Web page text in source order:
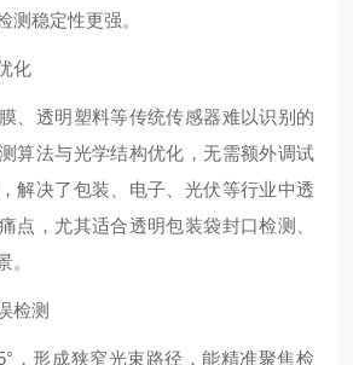
测稳定性更强。
化
、透明塑料等传统传感器难以识别的
算法与光学结构优化，无需额外调试
解决了包装、电子、光伏等行业中透
点，尤其适合透明包装袋封口检测、
。
检测
，形成狭窄光束路径，能精准聚焦检